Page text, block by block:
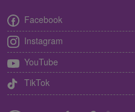
Facebook
Instagram
YouTube
TikTok